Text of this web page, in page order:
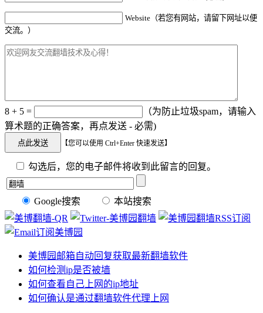
Website（若您有网站，请留下网址以便
交流。）
8 + 5 =
（为防止垃圾spam，请输入
算术题的正确答案，再点发送 - 必需)
【您可以使用 Ctrl+Enter 快速发送】
勾选后，您的电子邮件将收到此留言的回复。
Google搜索 本站搜索
美博园邮箱自动回复获取最新翻墙软件
如何检测ip是否被墙
如何查看自己上网的ip地址
如何确认是通过翻墙软件代理上网